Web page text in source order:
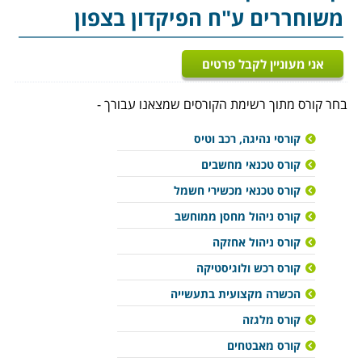
משוחררים ע"ח הפיקדון בצפון
אני מעוניין לקבל פרטים
בחר קורס מתוך רשימת הקורסים שמצאנו עבורך -
קורסי נהיגה, רכב וטיס
קורס טכנאי מחשבים
קורס טכנאי מכשירי חשמל
קורס ניהול מחסן ממוחשב
קורס ניהול אחזקה
קורס רכש ולוגיסטיקה
הכשרה מקצועית בתעשייה
קורס מלגזה
קורס מאבטחים